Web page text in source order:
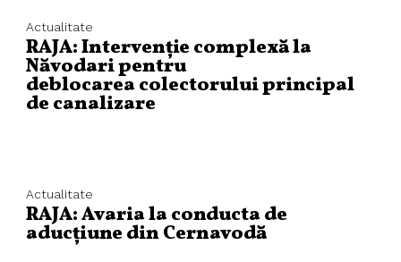
Actualitate
RAJA: Intervenție complexă la
Năvodari pentru
deblocarea colectorului principal
de canalizare
Actualitate
RAJA: Avaria la conducta de
aducțiune din Cernavodă